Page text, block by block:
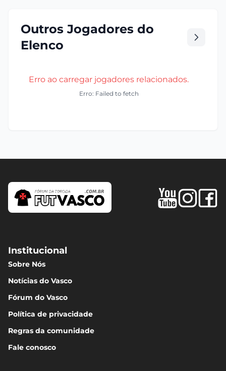
Outros Jogadores do
Elenco
Erro ao carregar jogadores relacionados.
Erro: Failed to fetch
Institucional
Sobre Nós
Notícias do Vasco
Fórum do Vasco
Política de privacidade
Regras da comunidade
Fale conosco